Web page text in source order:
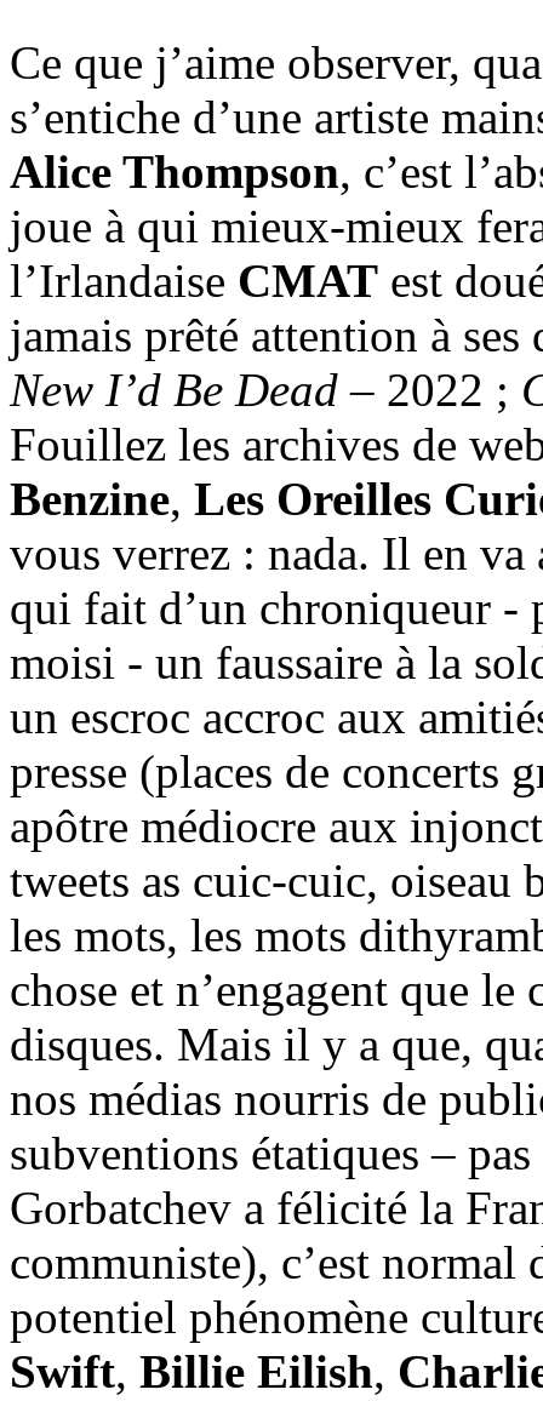
Ce que j’aime observer,
s’entiche d’une artiste
Alice Thompson, c’est
joue à qui mieux-mieux
l’Irlandaise CMAT est
jamais prêté attention à
New I’d Be Dead – 2022 ;
Fouillez les archives de
Benzine, Les Oreilles
vous verrez : nada. Il en
qui fait d’un chroniqueur -
moisi - un faussaire à la
un escroc accroc aux
presse (places de concerts
apôtre médiocre aux
tweets as cuic-cuic, oiseau
les mots, les mots
chose et n’engagent que
disques. Mais il y a que,
nos médias nourris de
subventions étatiques –
Gorbatchev a félicité la
communiste), c’est normal
potentiel phénomène
Swift, Billie Eilish,